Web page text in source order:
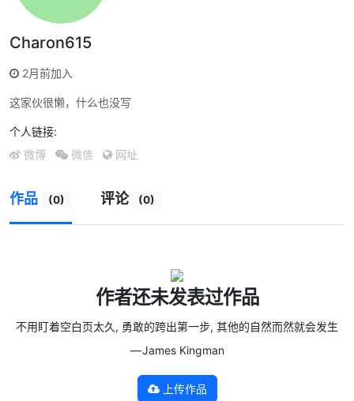
Charon615
2月前加入
这家伙很懒，什么也没写
个人链接:
微博 微信 网址
作品 (0) 评论 (0)
作者还未发表过作品
不用盯着空白页太久, 勇敢的跨出第一步, 其他的自然而然就会发生
— James Kingman
上传作品